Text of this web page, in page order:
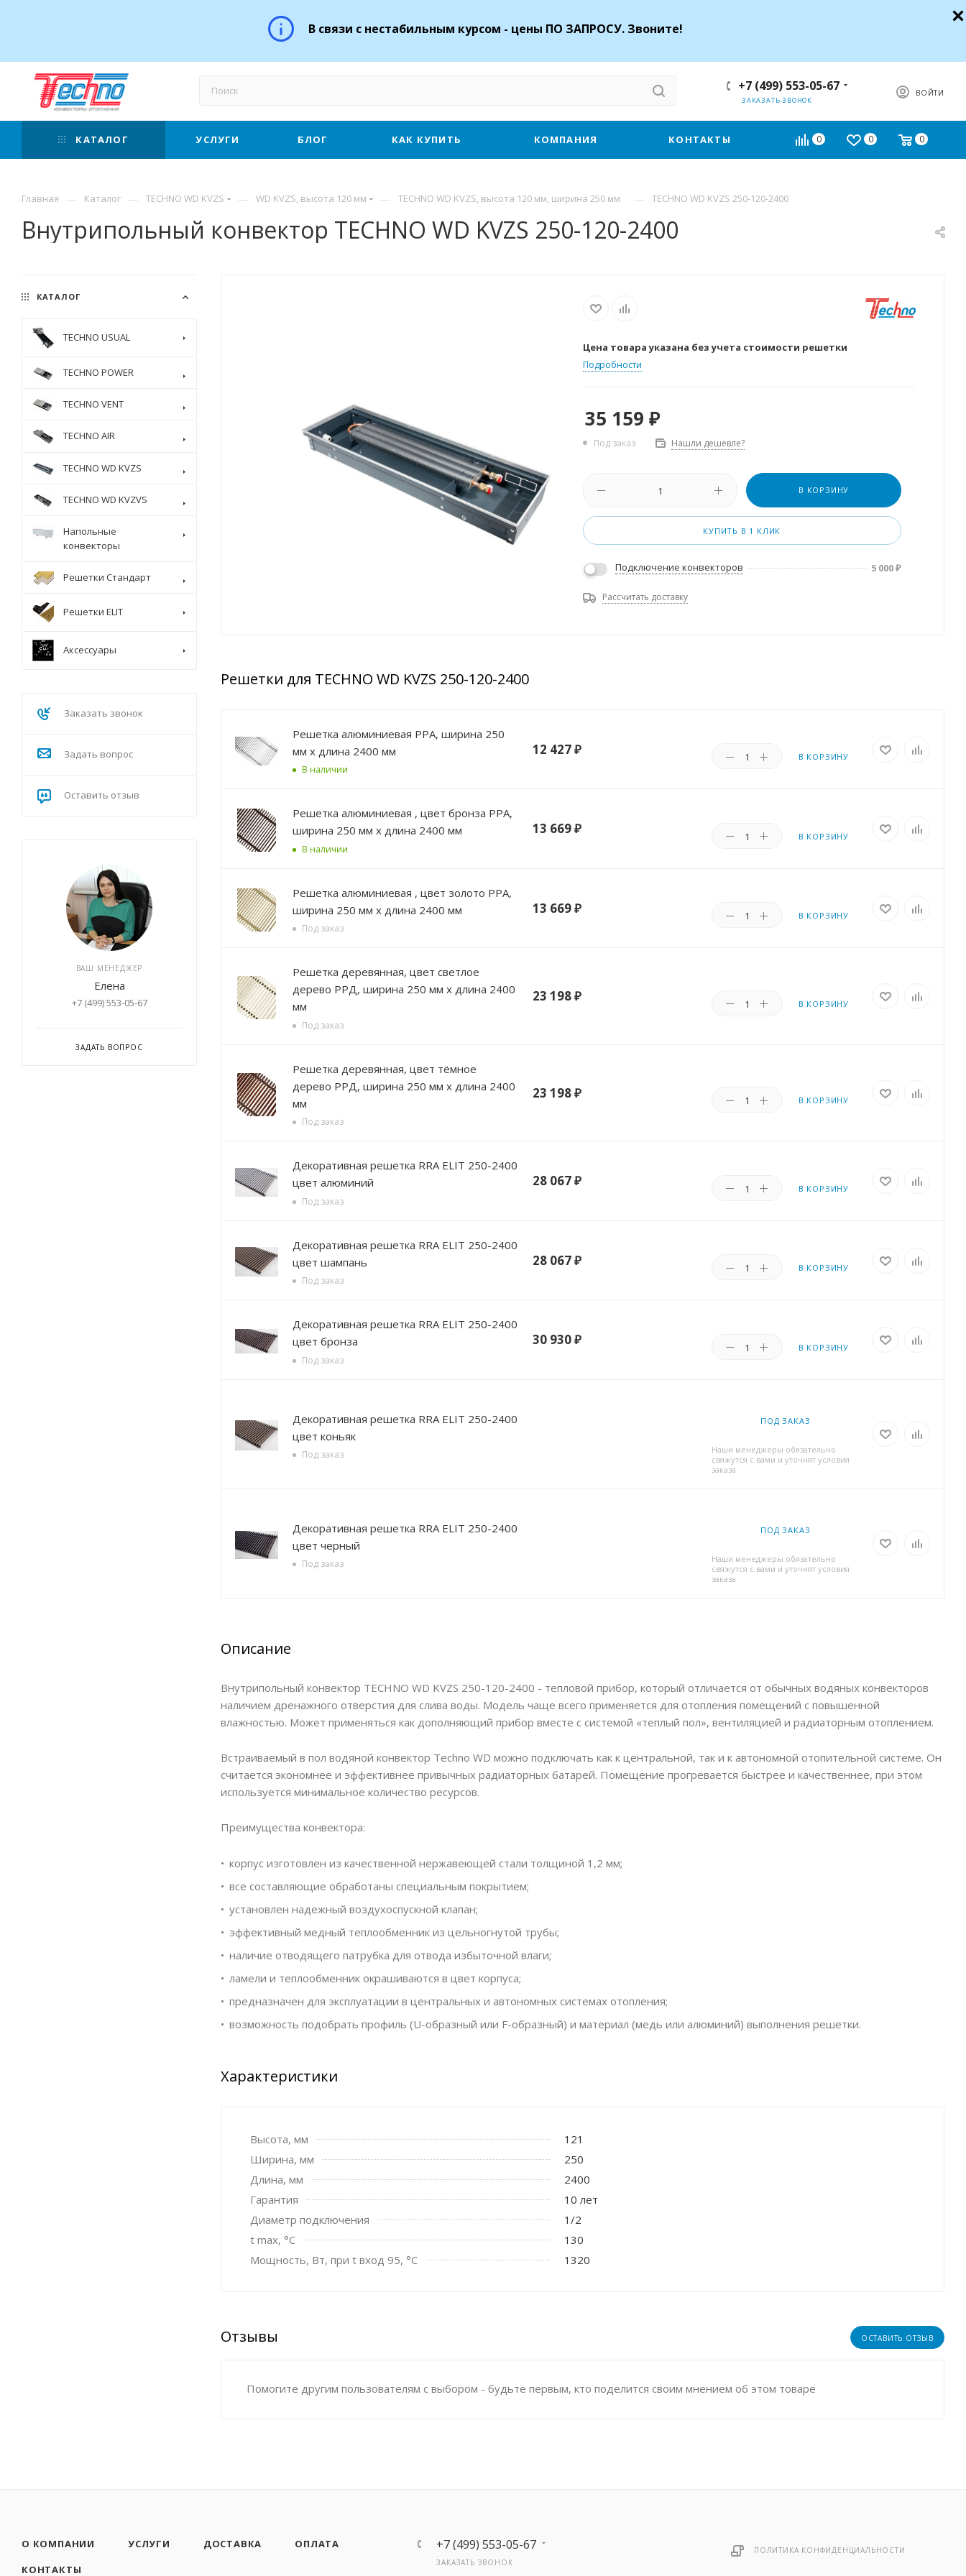
В связи с нестабильным курсом - цены ПО ЗАПРОСУ. Звоните!
ВОЙТИ
+7 (499) 553-05-67
ЗАКАЗАТЬ ЗВОНОК
0 0 0
КАТАЛОГ УСЛУГИ БЛОГ КАК КУПИТЬ КОМПАНИЯ КОНТАКТЫ
Главная — Каталог — TECHNO WD KVZS — WD KVZS, высота 120 мм — TECHNO WD KVZS, высота 120 мм, ширина 250 мм — TECHNO WD KVZS 250-120-2400
Внутрипольный конвектор TECHNO WD KVZS 250-120-2400
Цена товара указана без учета стоимости решетки
Подробности
35 159 ₽
Под заказ Нашли дешевле?
В КОРЗИНУ
КУПИТЬ В 1 КЛИК
Подключение конвекторов 5 000₽
Рассчитать доставку
Решетки для TECHNO WD KVZS 250-120-2400
Решетка алюминиевая РРА, ширина 250
мм х длина 2400 мм
В наличии
12 427₽ В КОРЗИНУ
Решетка алюминиевая , цвет бронза РРА,
ширина 250 мм х длина 2400 мм
В наличии
13 669₽ В КОРЗИНУ
Решетка алюминиевая , цвет золото РРА,
ширина 250 мм х длина 2400 мм
Под заказ
13 669₽ В КОРЗИНУ
Решетка деревянная, цвет светлое
дерево РРД, ширина 250 мм х длина 2400
мм
Под заказ
23 198₽ В КОРЗИНУ
Решетка деревянная, цвет тёмное
дерево РРД, ширина 250 мм х длина 2400
мм
Под заказ
23 198₽ В КОРЗИНУ
Декоративная решетка RRA ELIT 250-2400
цвет алюминий
Под заказ
28 067₽ В КОРЗИНУ
Декоративная решетка RRA ELIT 250-2400
цвет шампань
Под заказ
28 067₽ В КОРЗИНУ
Декоративная решетка RRA ELIT 250-2400
цвет бронза
Под заказ
30 930₽ В КОРЗИНУ
Декоративная решетка RRA ELIT 250-2400
цвет коньяк
Под заказ
ПОД ЗАКАЗ
Наши менеджеры обязательно
свяжутся с вами и уточнят условия
заказа
Декоративная решетка RRA ELIT 250-2400
цвет черный
Под заказ
ПОД ЗАКАЗ
Наши менеджеры обязательно
свяжутся с вами и уточнят условия
заказа
Описание
Внутрипольный конвектор TECHNO WD KVZS 250-120-2400 - тепловой прибор, который отличается от обычных водяных конвекторов
наличием дренажного отверстия для слива воды. Модель чаще всего применяется для отопления помещений с повышенной
влажностью. Может применяться как дополняющий прибор вместе с системой «теплый пол», вентиляцией и радиаторным отоплением.
Встраиваемый в пол водяной конвектор Techno WD можно подключать как к центральной, так и к автономной отопительной системе. Он
считается экономнее и эффективнее привычных радиаторных батарей. Помещение прогревается быстрее и качественнее, при этом
используется минимальное количество ресурсов.
Преимущества конвектора:
корпус изготовлен из качественной нержавеющей стали толщиной 1,2 мм;
все составляющие обработаны специальным покрытием;
установлен надежный воздухоспускной клапан;
эффективный медный теплообменник из цельногнутой трубы;
наличие отводящего патрубка для отвода избыточной влаги;
ламели и теплообменник окрашиваются в цвет корпуса;
предназначен для эксплуатации в центральных и автономных системах отопления;
возможность подобрать профиль (U-образный или F-образный) и материал (медь или алюминий) выполнения решетки.
Характеристики
Высота, мм
121
Ширина, мм
250
Длина, мм
2400
Гарантия
10 лет
Диаметр подключения
1/2
t max, °C
130
Мощность, Вт, при t вход 95, °C
1320
Отзывы ОСТАВИТЬ ОТЗЫВ
Помогите другим пользователям с выбором - будьте первым, кто поделится своим мнением об этом товаре
КАТАЛОГ
TECHNO USUAL
TECHNO POWER
TECHNO VENT
TECHNO AIR
TECHNO WD KVZS
TECHNO WD KVZVS
Напольные
конвекторы
Решетки Стандарт
Решетки ELIT
Аксессуары
Заказать звонок
Задать вопрос
Оставить отзыв
ВАШ МЕНЕДЖЕР
Елена
+7 (499) 553-05-67
ЗАДАТЬ ВОПРОС
О КОМПАНИИ УСЛУГИ ДОСТАВКА
ОПЛАТА
КОНТАКТЫ
+7 (499) 553-05-67
ЗАКАЗАТЬ ЗВОНОК
ПОЛИТИКА КОНФИДЕНЦИАЛЬНОСТИ